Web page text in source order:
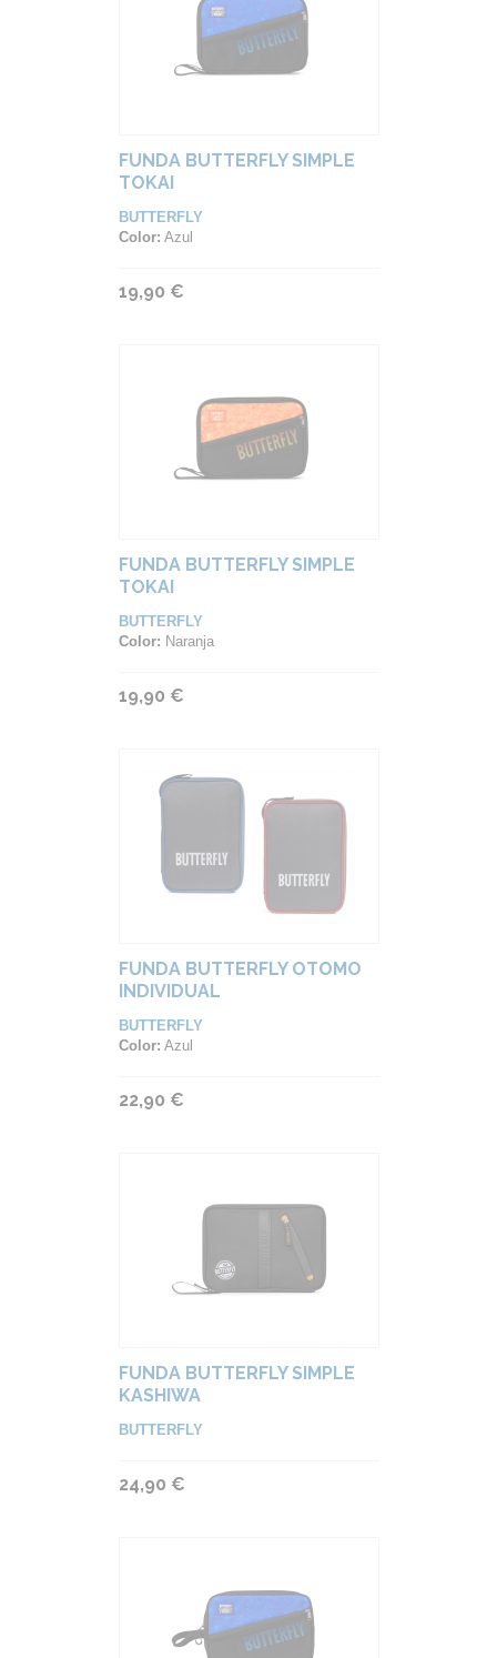
FUNDA BUTTERFLY SIMPLE
TOKAI
BUTTERFLY
Color: Azul
19,90 €
FUNDA BUTTERFLY SIMPLE
TOKAI
BUTTERFLY
Color: Naranja
19,90 €
FUNDA BUTTERFLY OTOMO
INDIVIDUAL
BUTTERFLY
Color: Azul
22,90 €
FUNDA BUTTERFLY SIMPLE
KASHIWA
BUTTERFLY
24,90 €